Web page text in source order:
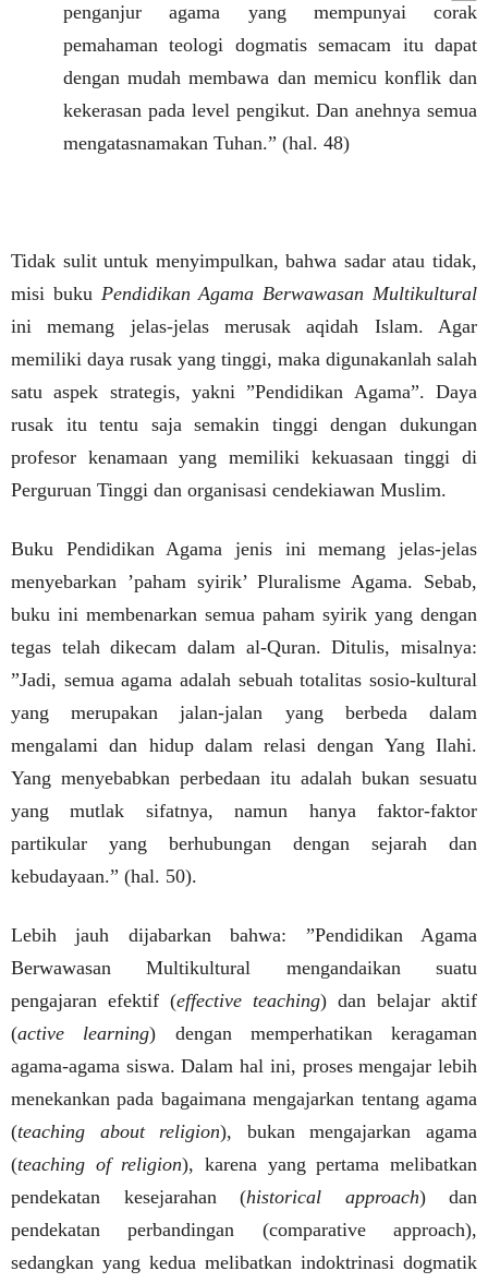
penganjur agama yang mempunyai corak
pemahaman teologi dogmatis semacam itu dapat
dengan mudah membawa dan memicu konflik dan
kekerasan pada level pengikut. Dan anehnya semua
mengatasnamakan Tuhan.” (hal. 48)
Tidak sulit untuk menyimpulkan, bahwa sadar atau tidak,
misi buku Pendidikan Agama Berwawasan Multikultural
ini memang jelas-jelas merusak aqidah Islam. Agar
memiliki daya rusak yang tinggi, maka digunakanlah salah
satu aspek strategis, yakni ”Pendidikan Agama”. Daya
rusak itu tentu saja semakin tinggi dengan dukungan
profesor kenamaan yang memiliki kekuasaan tinggi di
Perguruan Tinggi dan organisasi cendekiawan Muslim.
Buku Pendidikan Agama jenis ini memang jelas-jelas
menyebarkan ’paham syirik’ Pluralisme Agama. Sebab,
buku ini membenarkan semua paham syirik yang dengan
tegas telah dikecam dalam al-Quran. Ditulis, misalnya:
”Jadi, semua agama adalah sebuah totalitas sosio-kultural
yang merupakan jalan-jalan yang berbeda dalam
mengalami dan hidup dalam relasi dengan Yang Ilahi.
Yang menyebabkan perbedaan itu adalah bukan sesuatu
yang mutlak sifatnya, namun hanya faktor-faktor
partikular yang berhubungan dengan sejarah dan
kebudayaan.” (hal. 50).
Lebih jauh dijabarkan bahwa: ”Pendidikan Agama
Berwawasan Multikultural mengandaikan suatu
pengajaran efektif (effective teaching) dan belajar aktif
(active learning) dengan memperhatikan keragaman
agama-agama siswa. Dalam hal ini, proses mengajar lebih
menekankan pada bagaimana mengajarkan tentang agama
(teaching about religion), bukan mengajarkan agama
(teaching of religion), karena yang pertama melibatkan
pendekatan kesejarahan (historical approach) dan
pendekatan perbandingan (comparative approach),
sedangkan yang kedua melibatkan indoktrinasi dogmatik